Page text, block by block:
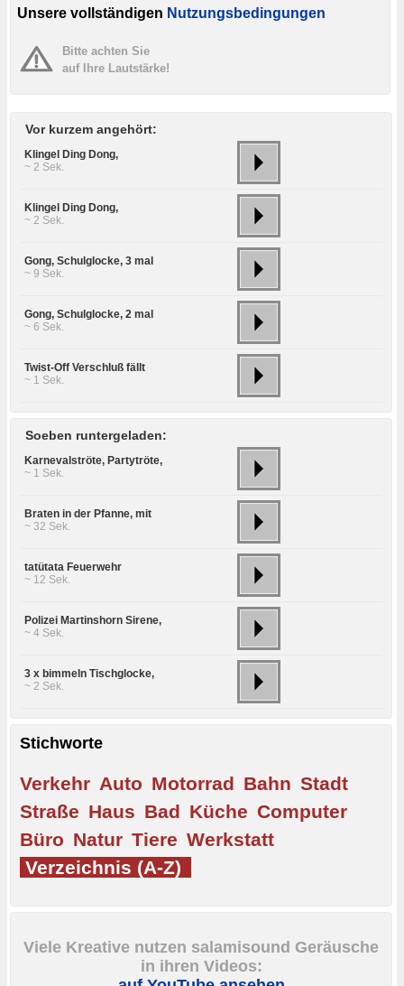
Unsere vollständigen Nutzungsbedingungen
Bitte achten Sie
auf Ihre Lautstärke!
Vor kurzem angehört:
Klingel Ding Dong,
~ 2 Sek.
Klingel Ding Dong,
~ 2 Sek.
Gong, Schulglocke, 3 mal
~ 9 Sek.
Gong, Schulglocke, 2 mal
~ 6 Sek.
Twist-Off Verschluß fällt
~ 1 Sek.
Soeben runtergeladen:
Karnevalströte, Partytröte,
~ 1 Sek.
Braten in der Pfanne, mit
~ 32 Sek.
tatütata Feuerwehr
~ 12 Sek.
Polizei Martinshorn Sirene,
~ 4 Sek.
3 x bimmeln Tischglocke,
~ 2 Sek.
Stichworte
Verkehr Auto Motorrad Bahn Stadt
Straße Haus Bad Küche Computer
Büro Natur Tiere Werkstatt
Verzeichnis (A-Z)
Viele Kreative nutzen salamisound Geräusche
in ihren Videos: